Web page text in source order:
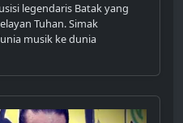
legendaris Batak yang
Tuhan. Simak
musik ke dunia